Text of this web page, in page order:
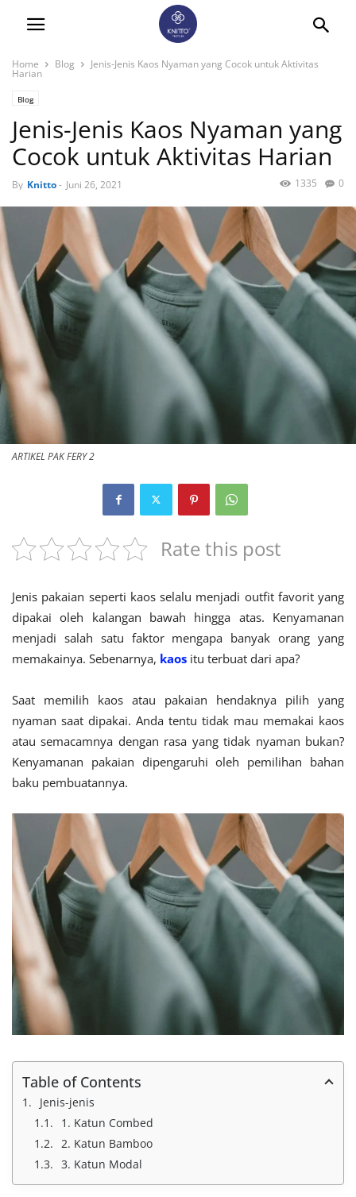
Home Blog Jenis-Jenis Kaos Nyaman yang Cocok untuk Aktivitas
Harian
Blog
Jenis-Jenis Kaos Nyaman yang
Cocok untuk Aktivitas Harian
By Knitto- Juni 26, 2021 0
1335
ARTIKEL PAK FERY 2
Rate this post
Jenis pakaian seperti kaos selalu menjadi outfit favorit yang
dipakai oleh kalangan bawah hingga atas. Kenyamanan
menjadi salah satu faktor mengapa banyak orang yang
memakainya. Sebenarnya, kaos itu terbuat dari apa?
Saat memilih kaos atau pakaian hendaknya pilih yang
nyaman saat dipakai. Anda tentu tidak mau memakai kaos
atau semacamnya dengan rasa yang tidak nyaman bukan?
Kenyamanan pakaian dipengaruhi oleh pemilihan bahan
baku pembuatannya.
Table of Contents
Jenis-jenis
1. Katun Combed
2. Katun Bamboo
3. Katun Modal